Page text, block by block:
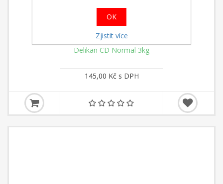
Delikan CD Normal 3kg
145,00 Kč s DPH
OK
Zjistit více